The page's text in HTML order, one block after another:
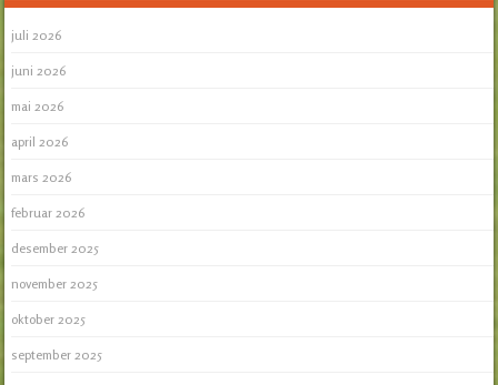
juli 2026
juni 2026
mai 2026
april 2026
mars 2026
februar 2026
desember 2025
november 2025
oktober 2025
september 2025